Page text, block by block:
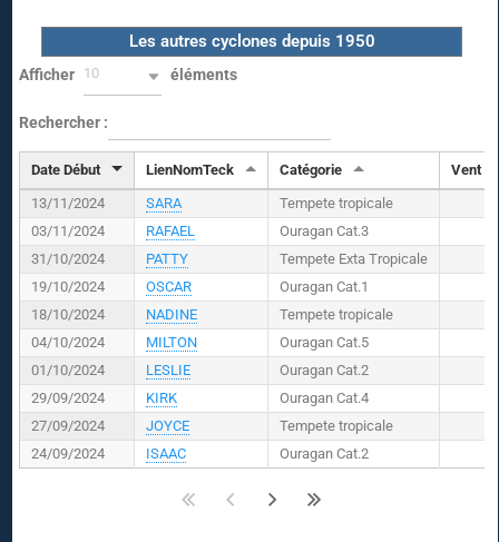
Les autres cyclones depuis 1950
Afficher 10 éléments
Rechercher :
Date Début LienNomTeck Catégorie Vent (
13/11/2024
SARA
Tempete tropicale
03/11/2024
RAFAEL
Ouragan Cat.3
31/10/2024
PATTY
Tempete Exta Tropicale
19/10/2024
OSCAR
Ouragan Cat.1
18/10/2024
NADINE
Tempete tropicale
04/10/2024
MILTON
Ouragan Cat.5
01/10/2024
LESLIE
Ouragan Cat.2
29/09/2024
KIRK
Ouragan Cat.4
27/09/2024
JOYCE
Tempete tropicale
24/09/2024
ISAAC Ouragan Cat.2